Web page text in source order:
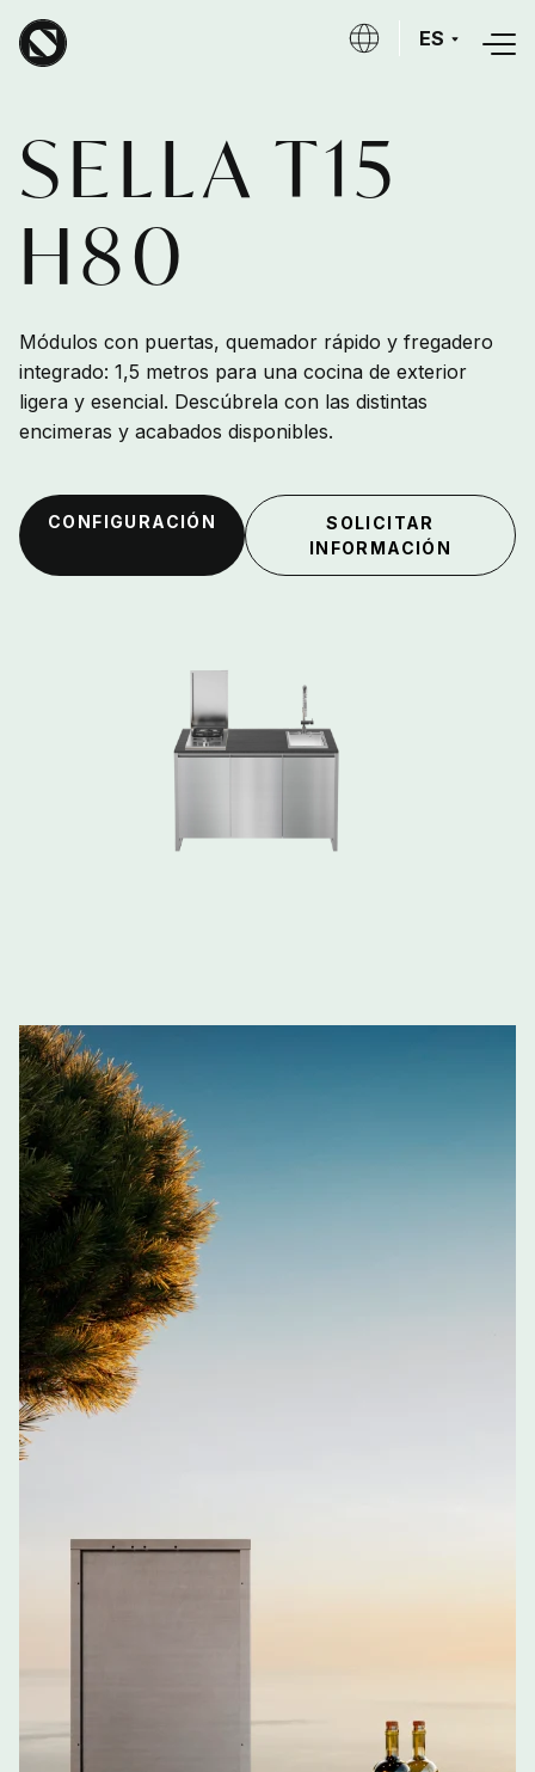
Skip to main content
ES
SELLA T15
H80
Módulos con puertas, quemador rápido y fregadero
integrado: 1,5 metros para una cocina de exterior
ligera y esencial. Descúbrela con las distintas
encimeras y acabados disponibles.
CONFIGURACIÓN
SOLICITAR
INFORMACIÓN